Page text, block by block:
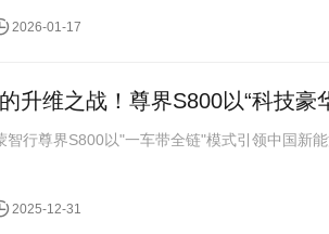
2026-01-17
升维之战！尊界S800以“科技豪
智行尊界S800以"一车带全链"模式引领中国新能
2025-12-31